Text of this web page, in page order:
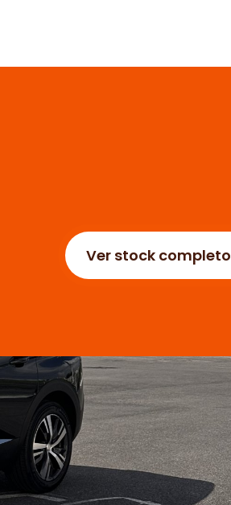
Ver stock completo